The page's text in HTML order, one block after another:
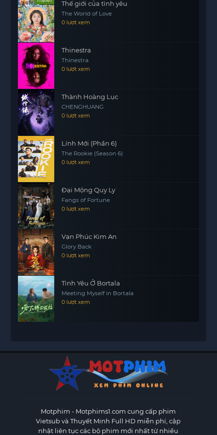
thách và thoát khỏi quán trọ này an toàn?
Khá nguy hiểm là một bộ phim đầy kịch tính, nơi
mà sự sống và cái chết chỉ cách nhau một bước
chân. Đoàn vũ công sẽ phải chứng minh rằng
tình bạn và sự đoàn kết có thể giúp họ vượt qua
mọi rào cản và trở về với ước mơ của mình.
Thế giới của tình yêu
The World of Love
0 lượt xem
Thinestra
Thinestra
0 lượt xem
Thành Hoàng Lục
CHENGHUANG
0 lượt xem
Lính Mới (Phần 6)
The Rookie (Season 6)
0 lượt xem
Đại Mộng Quy Ly
Fangs of Fortune
0 lượt xem
Vạn Phúc Kim An
Glory Back
0 lượt xem
Tình Yêu Ở Bortala
Meeting Myself in Bortala
0 lượt xem
Motphim - Motphims1.com cung cấp phim
Vietsub và Thuyết Minh Full HD miễn phí, cập
nhật liên tục các bộ phim mới nhất từ nhiều